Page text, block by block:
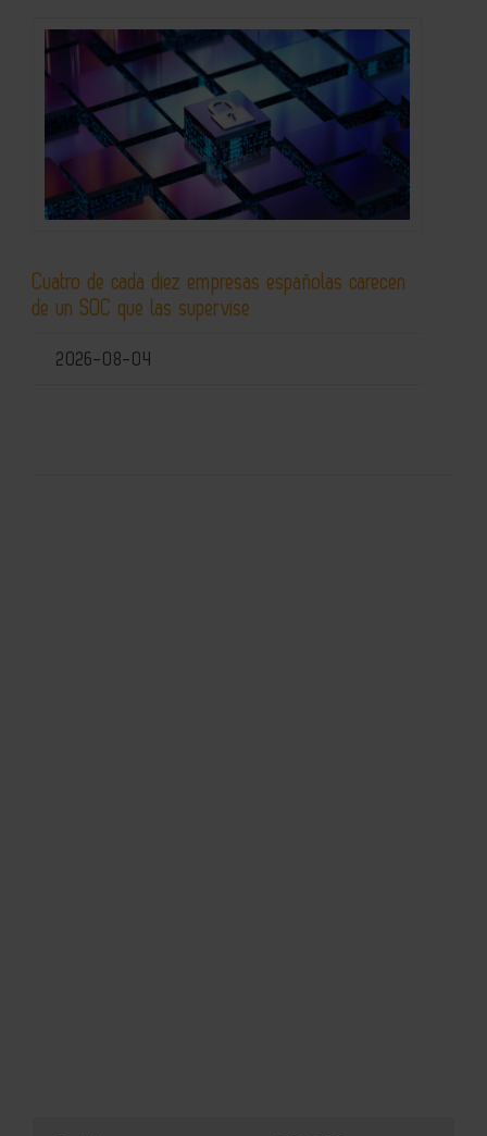
Cuatro de cada diez empresas españolas carecen
de un SOC que las supervise
2026-08-04